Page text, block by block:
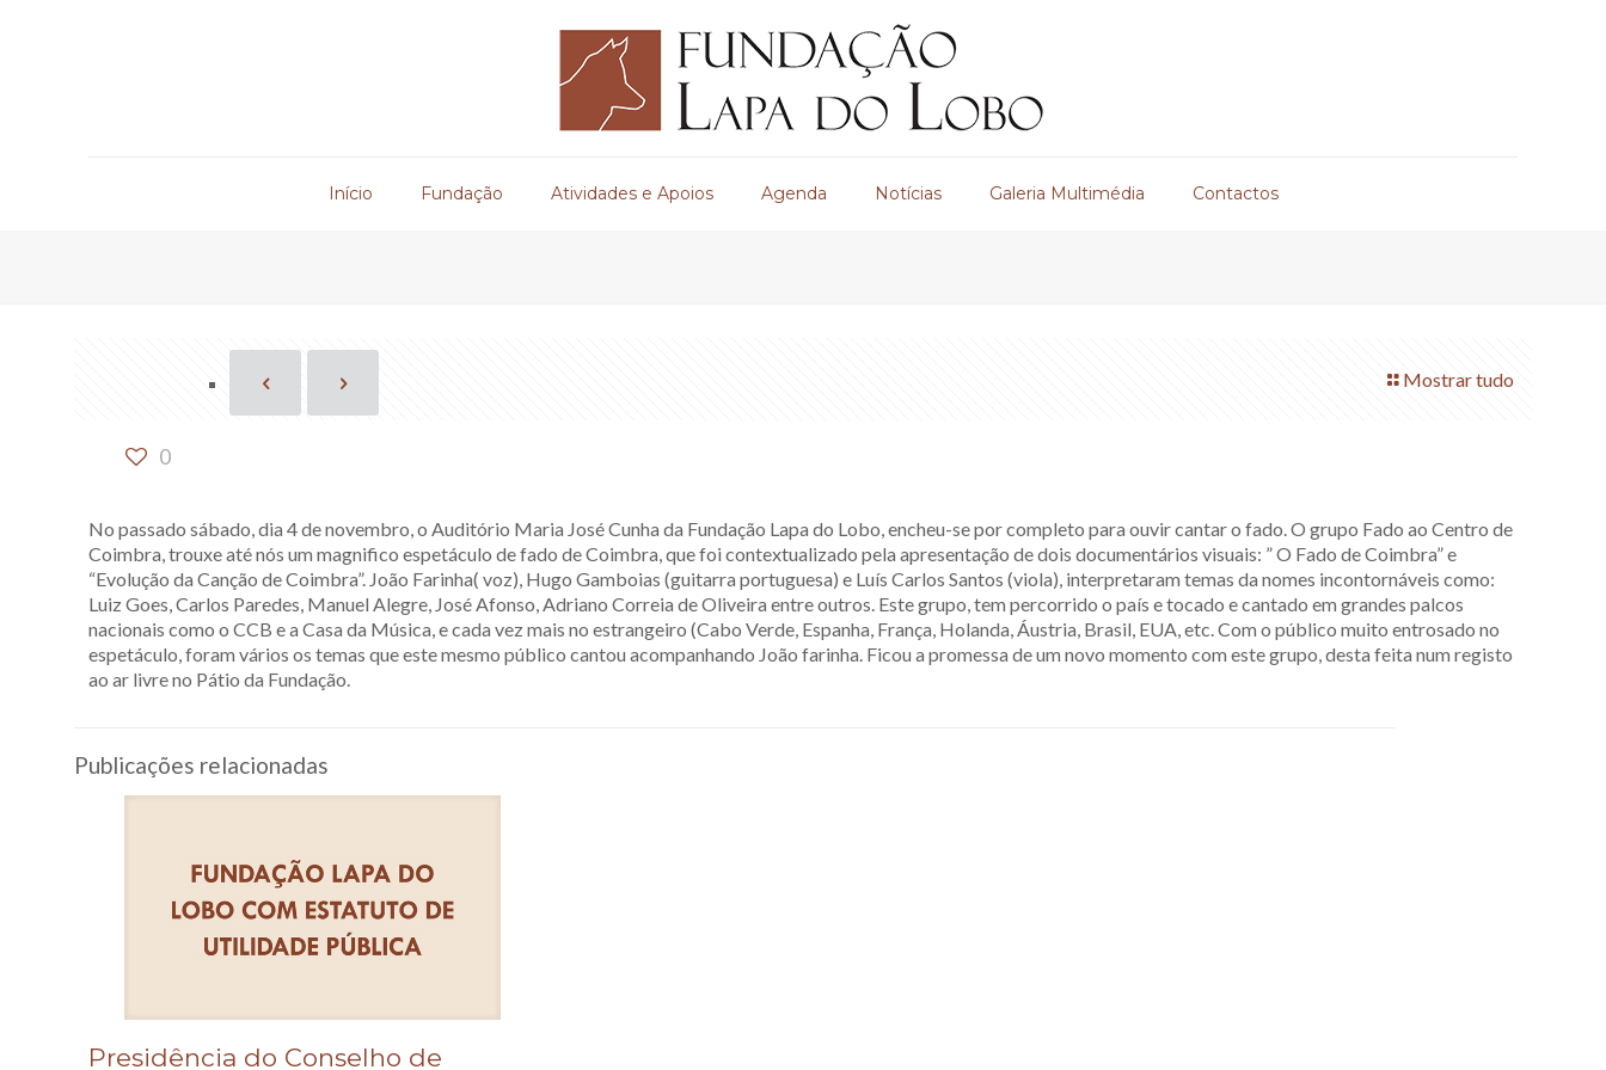
Início Fundação Atividades e Apoios Agenda Notícias Galeria Multimédia Contactos
Mostrar tudo
0
No passado sábado, dia 4 de novembro, o Auditório Maria José Cunha da Fundação Lapa do Lobo, encheu-se por completo para ouvir cantar o fado. O grupo Fado ao Centro de
Coimbra, trouxe até nós um magnifico espetáculo de fado de Coimbra, que foi contextualizado pela apresentação de dois documentários visuais: ” O Fado de Coimbra” e
“Evolução da Canção de Coimbra”. João Farinha( voz), Hugo Gamboias (guitarra portuguesa) e Luís Carlos Santos (viola), interpretaram temas da nomes incontornáveis como:
Luiz Goes, Carlos Paredes, Manuel Alegre, José Afonso, Adriano Correia de Oliveira entre outros. Este grupo, tem percorrido o país e tocado e cantado em grandes palcos
nacionais como o CCB e a Casa da Música, e cada vez mais no estrangeiro (Cabo Verde, Espanha, França, Holanda, Áustria, Brasil, EUA, etc. Com o público muito entrosado no
espetáculo, foram vários os temas que este mesmo público cantou acompanhando João farinha. Ficou a promessa de um novo momento com este grupo, desta feita num registo
ao ar livre no Pátio da Fundação.
Publicações relacionadas
Presidência do Conselho de